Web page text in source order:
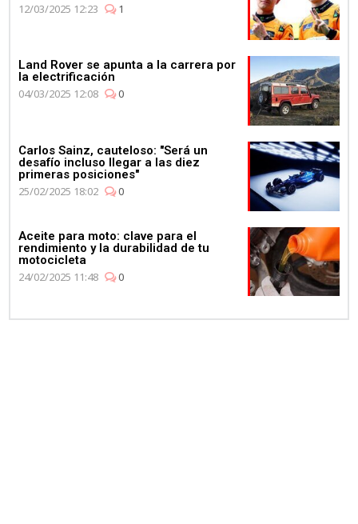
12/03/2025 12:23
1
Land Rover se apunta a la carrera por
la electrificación
04/03/2025 12:08
0
Carlos Sainz, cauteloso: "Será un
desafío incluso llegar a las diez
primeras posiciones"
25/02/2025 18:02
0
Aceite para moto: clave para el
rendimiento y la durabilidad de tu
motocicleta
24/02/2025 11:48
0